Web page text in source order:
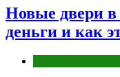
Новые двери в
деньги и как